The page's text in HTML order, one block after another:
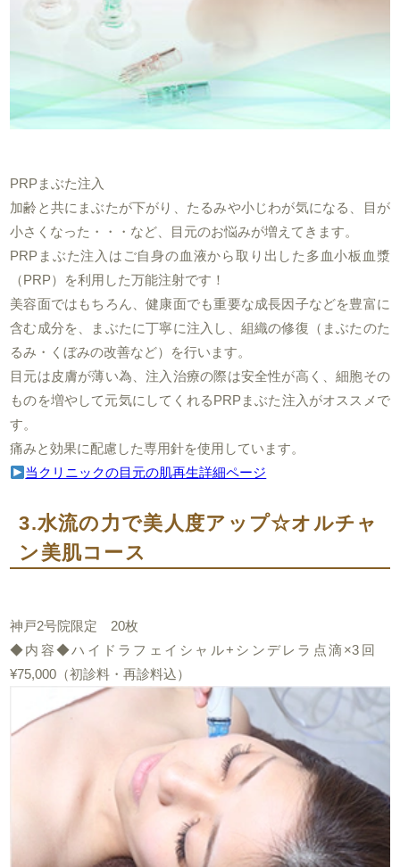
PRPまぶた注入
加齢と共にまぶたが下がり、たるみや小じわが気になる、目が
小さくなった・・・など、目元のお悩みが増えてきます。
PRPまぶた注入はご自身の血液から取り出した多血小板血漿
（PRP）を利用した万能注射です！
美容面ではもちろん、健康面でも重要な成長因子などを豊富に
含む成分を、まぶたに丁寧に注入し、組織の修復（まぶたのた
るみ・くぼみの改善など）を行います。
目元は皮膚が薄い為、注入治療の際は安全性が高く、細胞その
ものを増やして元気にしてくれるPRPまぶた注入がオススメで
す。
痛みと効果に配慮した専用針を使用しています。
当クリニックの目元の肌再生詳細ページ
3.水流の力で美人度アップ☆オルチャ
ン美肌コース
神戸2号院限定 20枚
◆内容◆ハイドラフェイシャル+シンデレラ点滴×3回
¥75,000（初診料・再診料込）